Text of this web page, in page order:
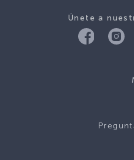
Únete a